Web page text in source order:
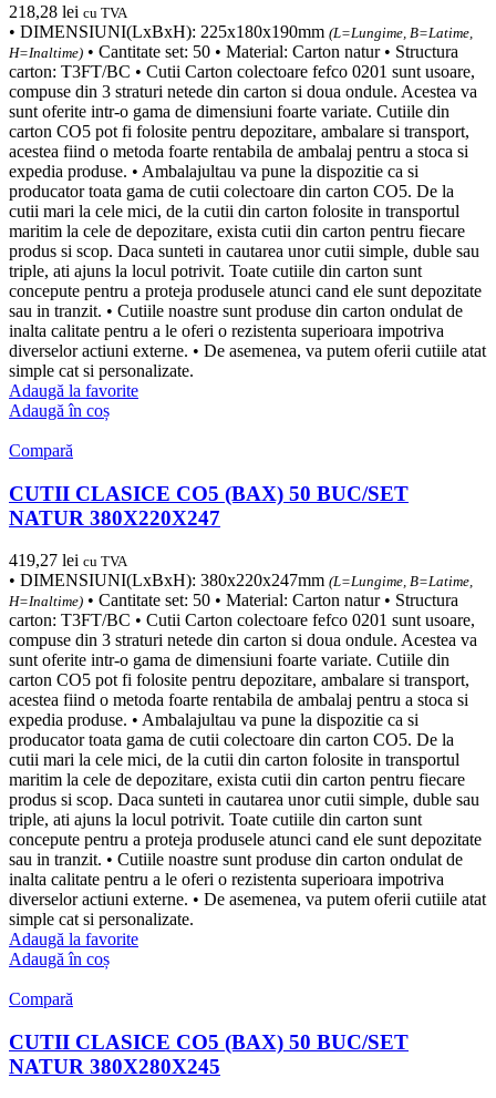
218,28 lei cu TVA
• DIMENSIUNI(LxBxH): 225x180x190mm (L=Lungime, B=Latime,
H=Inaltime) • Cantitate set: 50 • Material: Carton natur • Structura
carton: T3FT/BC • Cutii Carton colectoare fefco 0201 sunt usoare,
compuse din 3 straturi netede din carton si doua ondule. Acestea va
sunt oferite intr-o gama de dimensiuni foarte variate. Cutiile din
carton CO5 pot fi folosite pentru depozitare, ambalare si transport,
acestea fiind o metoda foarte rentabila de ambalaj pentru a stoca si
expedia produse. • Ambalajultau va pune la dispozitie ca si
producator toata gama de cutii colectoare din carton CO5. De la
cutii mari la cele mici, de la cutii din carton folosite in transportul
maritim la cele de depozitare, exista cutii din carton pentru fiecare
produs si scop. Daca sunteti in cautarea unor cutii simple, duble sau
triple, ati ajuns la locul potrivit. Toate cutiile din carton sunt
concepute pentru a proteja produsele atunci cand ele sunt depozitate
sau in tranzit. • Cutiile noastre sunt produse din carton ondulat de
inalta calitate pentru a le oferi o rezistenta superioara impotriva
diverselor actiuni externe. • De asemenea, va putem oferii cutiile atat
simple cat si personalizate.
Adaugă la favorite
Adaugă în coș
Compară
CUTII CLASICE CO5 (BAX) 50 BUC/SET
NATUR 380X220X247
419,27 lei cu TVA
• DIMENSIUNI(LxBxH): 380x220x247mm (L=Lungime, B=Latime,
H=Inaltime) • Cantitate set: 50 • Material: Carton natur • Structura
carton: T3FT/BC • Cutii Carton colectoare fefco 0201 sunt usoare,
compuse din 3 straturi netede din carton si doua ondule. Acestea va
sunt oferite intr-o gama de dimensiuni foarte variate. Cutiile din
carton CO5 pot fi folosite pentru depozitare, ambalare si transport,
acestea fiind o metoda foarte rentabila de ambalaj pentru a stoca si
expedia produse. • Ambalajultau va pune la dispozitie ca si
producator toata gama de cutii colectoare din carton CO5. De la
cutii mari la cele mici, de la cutii din carton folosite in transportul
maritim la cele de depozitare, exista cutii din carton pentru fiecare
produs si scop. Daca sunteti in cautarea unor cutii simple, duble sau
triple, ati ajuns la locul potrivit. Toate cutiile din carton sunt
concepute pentru a proteja produsele atunci cand ele sunt depozitate
sau in tranzit. • Cutiile noastre sunt produse din carton ondulat de
inalta calitate pentru a le oferi o rezistenta superioara impotriva
diverselor actiuni externe. • De asemenea, va putem oferii cutiile atat
simple cat si personalizate.
Adaugă la favorite
Adaugă în coș
Compară
CUTII CLASICE CO5 (BAX) 50 BUC/SET
NATUR 380X280X245